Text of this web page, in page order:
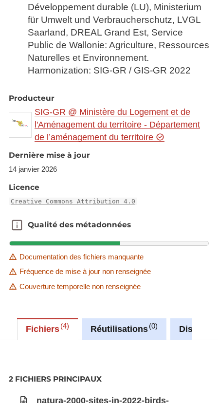
Développement durable (LU), Ministerium
für Umwelt und Verbraucherschutz, LVGL
Saarland, DREAL Grand Est, Service
Public de Wallonie: Agriculture, Ressources
Naturelles et Environnement.
Harmonization: SIG-GR / GIS-GR 2022
Producteur
SIG-GR @ Ministère du Logement et de
l'Aménagement du territoire - Département
de l’aménagement du territoire
Dernière mise à jour
14 janvier 2026
Licence
Creative Commons Attribution 4.0
Qualité des métadonnées
Qualité des métadonnées
Documentation des fichiers manquante
Fréquence de mise à jour non renseignée
Couverture temporelle non renseignée
Fichiers 4 Réutilisations 0
2 FICHIERS PRINCIPAUX
natura-2000-sites-in-2022-birds-